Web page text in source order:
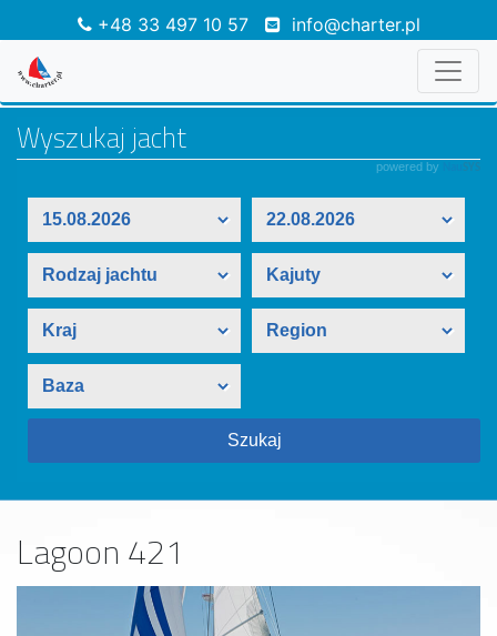
+48 33 497 10 57 info@charter.pl
Lagoon 421